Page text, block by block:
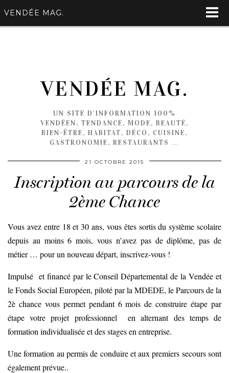
VENDÉE MAG.
VENDÉE MAG.
UN SITE D'INFORMATION 100%
VENDÉEN, TENDANCE, MODE, BEAUTÉ,
BIEN-ÊTRE, HABITAT, DÉCO, CUISINE,
GASTRONOMIE, RESTAURANTS …
21 OCTOBRE 2015
Inscription au parcours de la
2ème Chance
Vous avez entre 18 et 30 ans, vous êtes sortis du système scolaire
depuis au moins 6 mois, vous n’avez pas de diplôme, pas de
métier … pour un nouveau départ, inscrivez-vous !
Impulsé et financé par le Conseil Départemental de la Vendée et
le Fonds Social Européen, piloté par la MDEDE, le Parcours de la
2è chance vous permet pendant 6 mois de construire étape par
étape votre projet professionnel en alternant des temps de
formation individualisée et des stages en entreprise.
Une formation au permis de conduire et aux premiers secours sont
également prévue..